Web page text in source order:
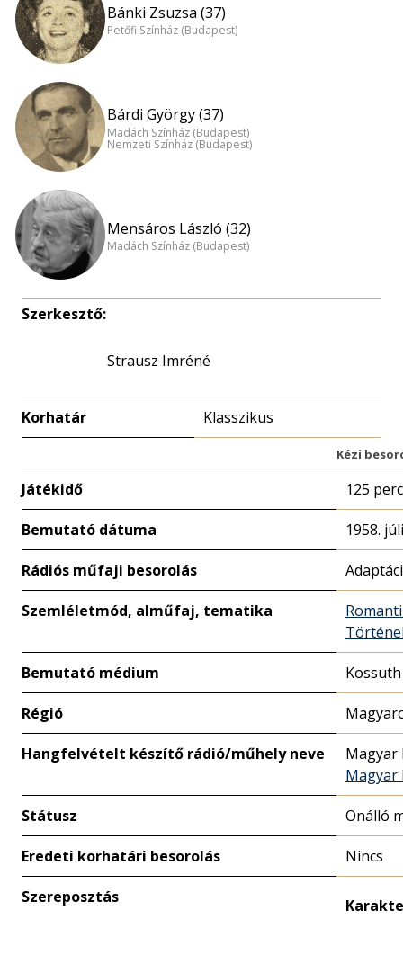
Bánki Zsuzsa (37)
Petőfi Színház (Budapest)
Bárdi György (37)
Madách Színház (Budapest)
Nemzeti Színház (Budapest)
Mensáros László (32)
Madách Színház (Budapest)
Szerkesztő:
Strausz Imréné
Korhatár Klasszikus
Kézi
Játékidő 125 perc
Bemutató dátuma 1958.
Rádiós műfaji besorolás
Szemléletmód, alműfaj, tematika
Bemutató médium Kossuth
Régió
Hangfelvételt készítő rádió/műhely neve
Magyar
Magyar
Státusz Önálló
Eredeti korhatári besorolás Nincs
Szereposztás